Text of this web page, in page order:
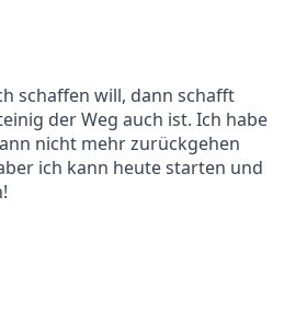
schaffen will, dann schafft
der Weg auch ist. Ich habe
nicht mehr zurückgehen
ich kann heute starten und